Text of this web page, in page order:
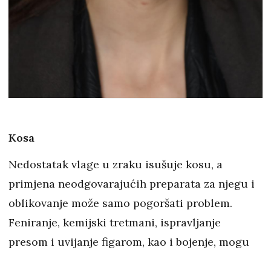
Kosa
Nedostatak vlage u zraku isušuje kosu, a
primjena neodgovarajućih preparata za njegu i
oblikovanje može samo pogoršati problem.
Feniranje, kemijski tretmani, ispravljanje
presom i uvijanje figarom, kao i bojenje, mogu